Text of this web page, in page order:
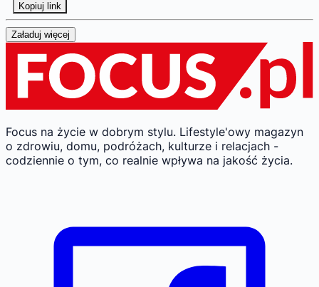
Kopiuj link
Załaduj więcej
Focus na życie w dobrym stylu. Lifestyle'owy magazyn
o zdrowiu, domu, podróżach, kulturze i relacjach -
codziennie o tym, co realnie wpływa na jakość życia.